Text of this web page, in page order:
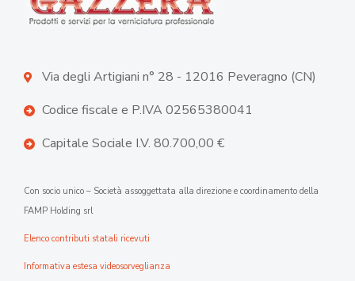
Via degli Artigiani n° 28 - 12016 Peveragno (CN)
Codice fiscale e P.IVA 02565380041
Capitale Sociale I.V. 80.700,00 €
Con socio unico – Società assoggettata alla direzione e coordinamento della
FAMP Holding srl
Elenco contributi statali ricevuti
Informativa estesa videosorveglianza